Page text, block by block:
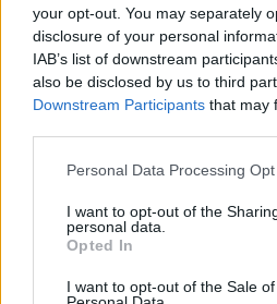
your opt-out. You may separately
disclosure of your personal
IAB’s list of downstream
also be disclosed by us to third
Downstream Participants that may
Please note that this website/app
not limited to your visit or usage
grant or deny consent to Google
use your data for below specified
consent section.
Personal Data Processing
I want to opt-out of the
personal data.
Opted In
I want to opt-out of the Sale
"Ezt a sorozatot
ágyunkon sem
10 éves a
Karsa Tímea•2020. szeptember 18.
E sorok írója hallott már a
hozzátették az ajánlásnál,
de ne nézd, nem neked